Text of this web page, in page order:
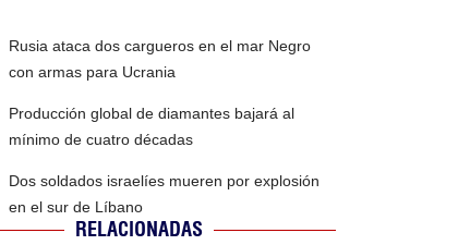
Rusia ataca dos cargueros en el mar Negro
con armas para Ucrania
Producción global de diamantes bajará al
mínimo de cuatro décadas
Dos soldados israelíes mueren por explosión
en el sur de Líbano
RELACIONADAS